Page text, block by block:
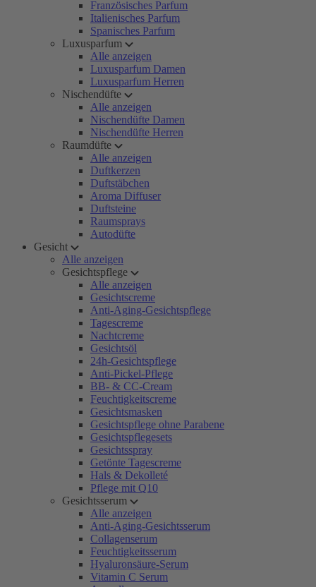
Französisches Parfum
Italienisches Parfum
Spanisches Parfum
Luxusparfum
Alle anzeigen
Luxusparfum Damen
Luxusparfum Herren
Nischendüfte
Alle anzeigen
Nischendüfte Damen
Nischendüfte Herren
Raumdüfte
Alle anzeigen
Duftkerzen
Duftstäbchen
Aroma Diffuser
Duftsteine
Raumsprays
Autodüfte
Gesicht
Alle anzeigen
Gesichtspflege
Alle anzeigen
Gesichtscreme
Anti-Aging-Gesichtspflege
Tagescreme
Nachtcreme
Gesichtsöl
24h-Gesichtspflege
Anti-Pickel-Pflege
BB- & CC-Cream
Feuchtigkeitscreme
Gesichtsmasken
Gesichtspflege ohne Parabene
Gesichtspflegesets
Gesichtsspray
Getönte Tagescreme
Hals & Dekolleté
Pflege mit Q10
Gesichtsserum
Alle anzeigen
Anti-Aging-Gesichtsserum
Collagenserum
Feuchtigkeitsserum
Hyaluronsäure-Serum
Vitamin C Serum